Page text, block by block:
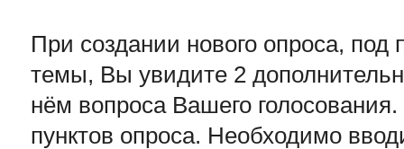
При создании нового опроса,
темы, Вы увидите 2
нём вопроса Вашего
пунктов опроса. Необходимо